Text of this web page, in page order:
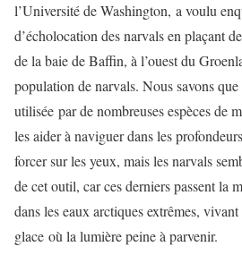
l’Université de Washington, a voulu
d’écholocation des narvals en plaçant
de la baie de Baffin, à l’ouest du
population de narvals. Nous savons
utilisée par de nombreuses espèces de
les aider à naviguer dans les
forcer sur les yeux, mais les narvals
de cet outil, car ces derniers passent la
dans les eaux arctiques extrêmes,
glace où la lumière peine à parvenir.